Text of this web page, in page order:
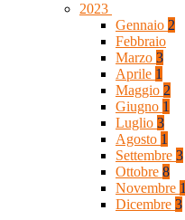
2023
Gennaio 2
Febbraio
Marzo 3
Aprile 1
Maggio 2
Giugno 1
Luglio 3
Agosto 1
Settembre 3
Ottobre 8
Novembre 1
Dicembre 3